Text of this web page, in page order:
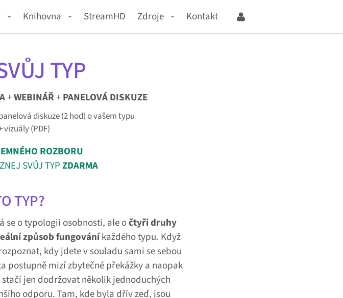
Knihovna StreamHD Zdroje Kontakt
TYP
+WEBINÁŘ+PANELOVÁ DISKUZE
diskuze (2 hod) o vašem typu
vizuály (PDF)
ROZBORU
SVŮJ TYPZDARMA
TYP?
se o typologii osobnosti, ale očtyři druhy
způsob fungováníkaždého typu. Když
kdy jdete v souladu sami se sebou
postupně mizí zbytečné překážky a naopak
jen dodržovat několik jednoduchých
odporu. Tam, kde byla dřív zeď, jsou